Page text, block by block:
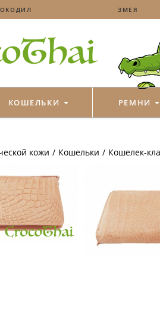
ЗМЕЯ
КОШЕЛЬКИ РЕМНИ
кожи / Кошельки / Кошелек-